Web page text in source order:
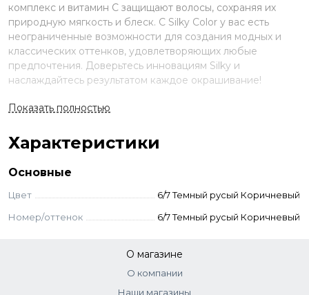
комплекс и витамин C защищают волосы, сохраняя их
природную мягкость и блеск. С Silky Color у вас есть
неограниченные возможности для создания модных и
классических оттенков, удовлетворяющих любые
предпочтения. Доверьтесь инновациям Silky и
наслаждайтесь результатом каждое окрашивание!
Преимущества
Современная формула пигментов COLOR
В составе косметический комплекс и
витамин C;
Показать полностью
Характеристики
Основные
Цвет
6/7 Темный русый Коричневый
Номер/оттенок
6/7 Темный русый Коричневый
О магазине
О компании
Наши магазины